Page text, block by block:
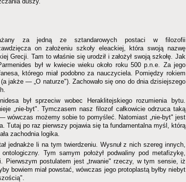
za jedną ze sztandarowych postaci w filozofii
on założeniu szkoły eleackiej, która swoją nazwę
Grecji. Tam to właśnie się urodził i założył swoją szkołę. Jak
był w kwiecie wieku około roku 500 p.n.e. Za jego
którego miał podobno za nauczyciela. Pomiędzy rokiem
(a jakże — „O naturze"). Zachowało się ono do dnia dzisiejszego
był sprzeciw wobec Heraklitejskiego rozumienia bytu.
„nie-byt". Tymczasem nasz filozof całkowicie odrzuca taką
wówczas możemy sobie to pomyśleć. Natomiast „nie-byt" jest
Tutaj po raz pierwszy pojawia się ta fundamentalna myśl, którą
zachodnia logika.
jednakże li na tym twierdzeniu. Wysnuł z nich szereg innych,
Tym samym położył podwaliny pod metafizykę,
Pierwszym postulatem jest „trwanie" rzeczy, w tym sensie, iż
bowiem miał powstać, wówczas jego protoplastą byłby niebyt